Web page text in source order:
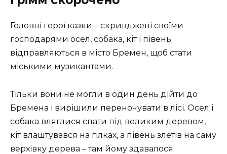
Головні герої казки – скривджені своїми
господарями осел, собака, кіт і півень
відправляються в місто Бремен, щоб стати
міськими музикантами.
Тільки вони не могли в один день дійти до
Бремена і вирішили переночувати в лісі. Осел і
собака вляглися спати під великим деревом,
кіт влаштувався на гілках, а півень злетів на саму
верхівку дерева – там йому здавалося